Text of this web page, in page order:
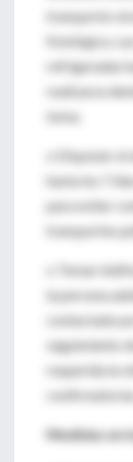
transporte
fisiológica.
refrigeradas
realizarse
toma.
o Disponer
hasta los 7
para evitar
transportes
o Tomar
la persona
contactado
seguimiento
requerida la
confirmatorias.
Medidas en